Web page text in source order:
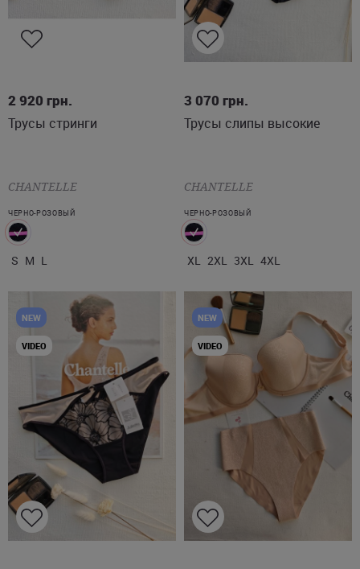
2 920 грн.
Трусы стринги
CHANTELLE
ЧЕРНО-РОЗОВЫЙ
S M L
3 070 грн.
Трусы слипы высокие
CHANTELLE
ЧЕРНО-РОЗОВЫЙ
XL 2XL 3XL 4XL
NEW
VIDEO
NEW
VIDEO